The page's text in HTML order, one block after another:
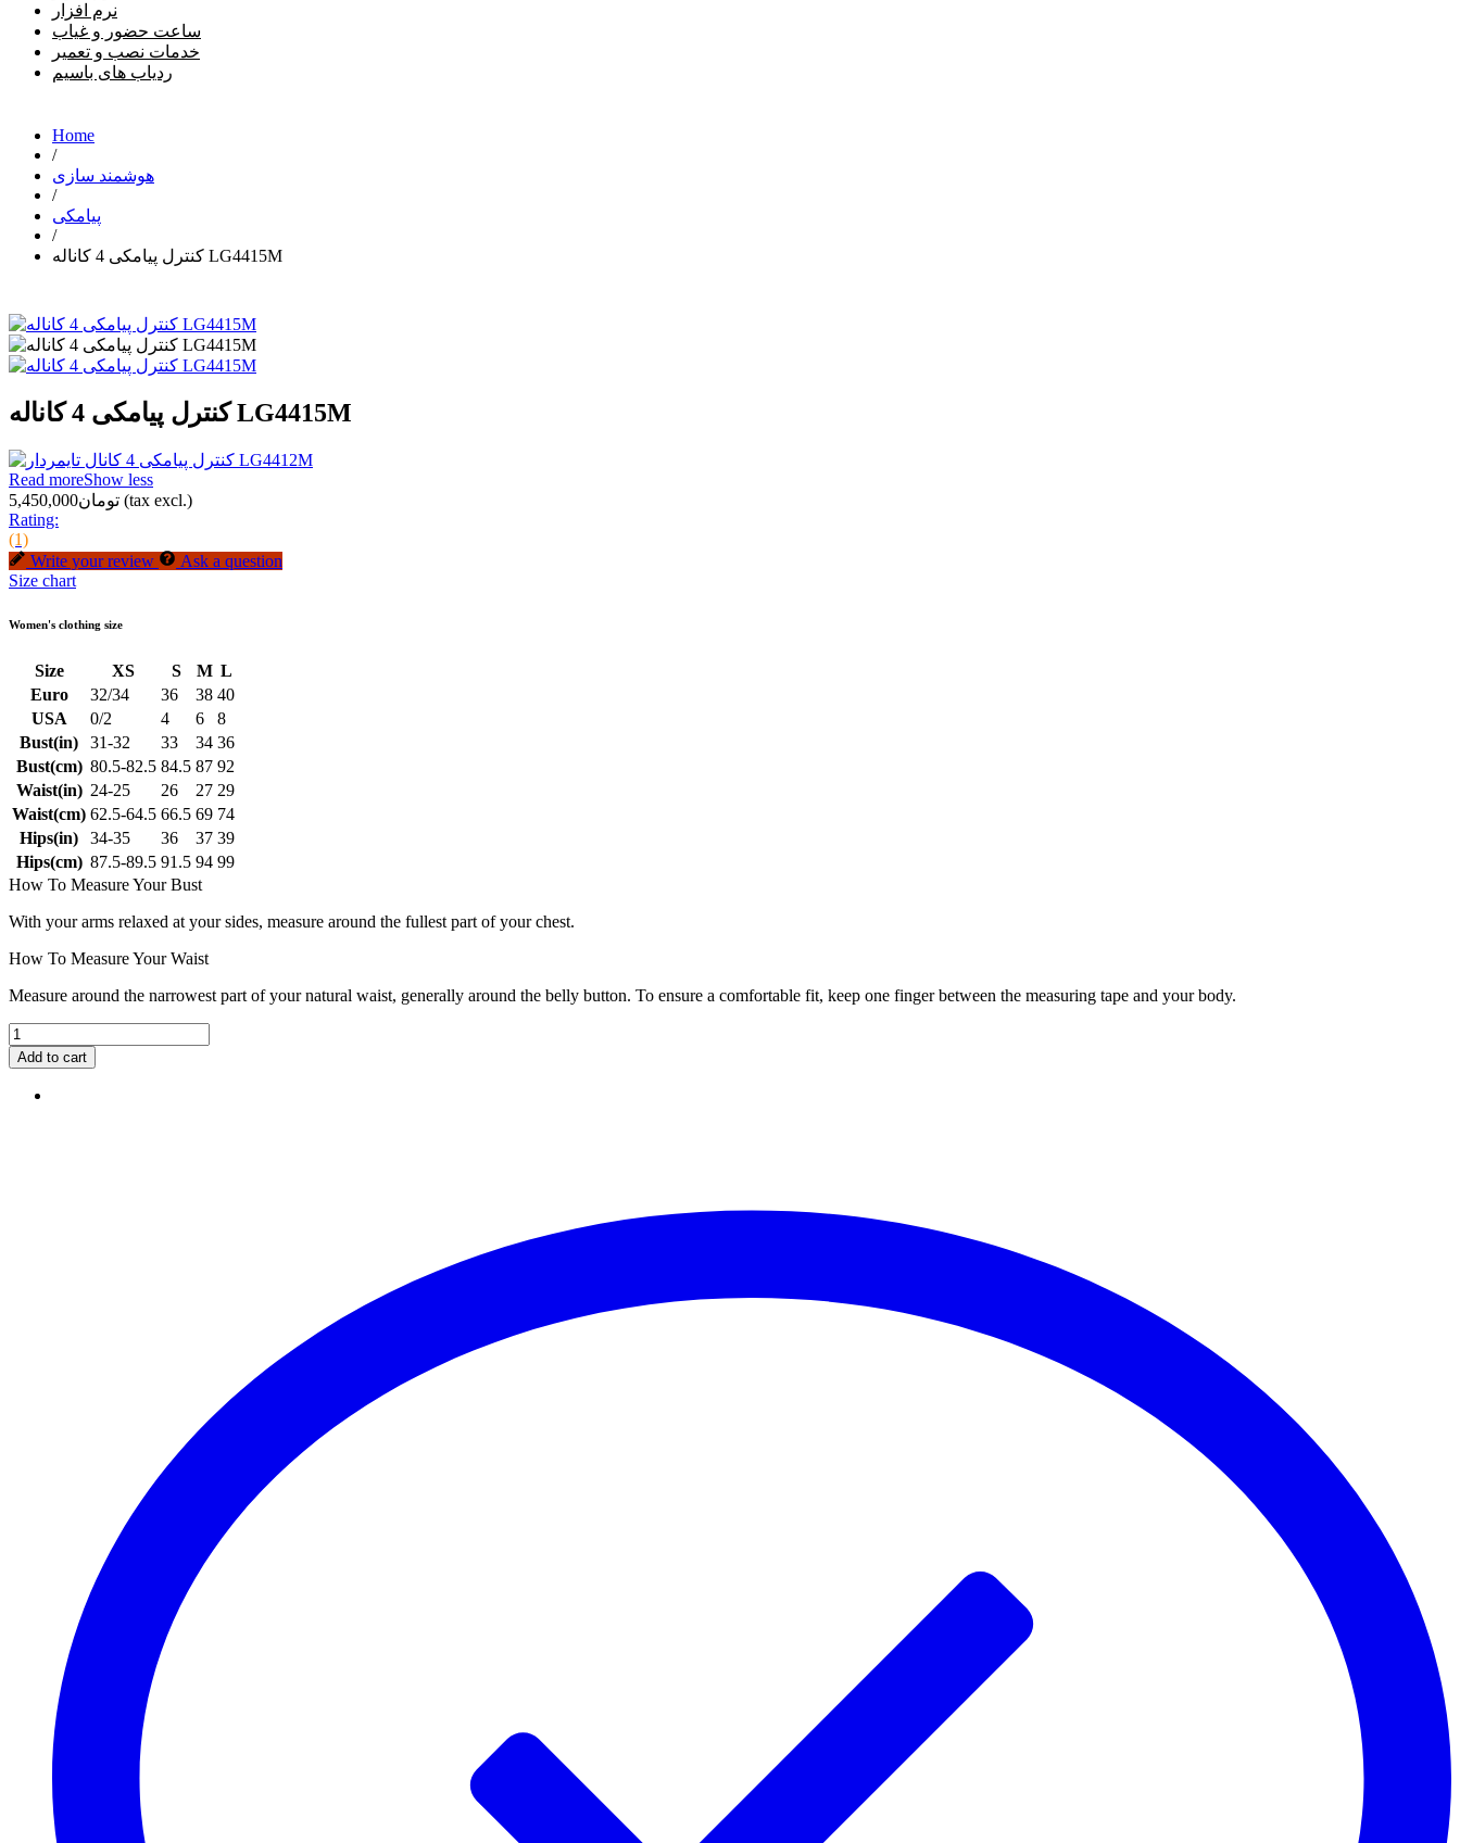
نرم افزار
ساعت حضور و غیاب
خدمات نصب و تعمیر
ردیاب های باسیم
Home
/
هوشمند سازی
/
پیامکی
/
کنترل پیامکی 4 کاناله LG4415M
کنترل پیامکی 4 کاناله LG4415M
Read moreShow less
تومان5,450,000 (tax excl.)
Rating:
(1)
Write your review
Ask a question
Size chart
Women's clothing size
Size XS S M L
Euro
32/34 36 38 40
USA
0/2 4 6
8
Bust(in)
31-32 33 34 36
Bust(cm) 80.5-82.5 84.5 87 92
Waist(in) 24-25 26 27 29
Waist(cm) 62.5-64.5 66.5 69 74
Hips(in)
34-35 36 37 39
Hips(cm) 87.5-89.5 91.5 94 99
How To Measure Your Bust
With your arms relaxed at your sides, measure around the fullest part of your chest.
How To Measure Your Waist
Measure around the narrowest part of your natural waist, generally around the belly button. To ensure a comfortable fit, keep one finger between the measuring tape and your body.
Add to cart